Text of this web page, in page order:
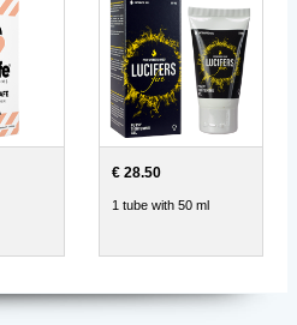
€ 28.50
1 tube with 50 ml